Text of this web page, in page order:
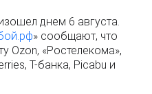
днем 6 августа.
» сообщают, что
Ozon, «Ростелекома»,
Т-банка, Picabu и